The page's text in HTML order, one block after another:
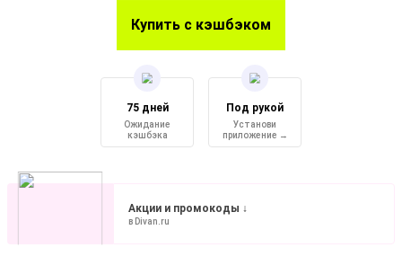
Купить с кэшбэком
75 дней
Ожидание
кэшбэка
Под рукой
Установи
приложение →
Акции и промокоды ↓
в Divan.ru